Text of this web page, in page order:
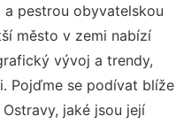
pestrou obyvatelskou
město v zemi nabízí
vývoj a trendy,
Pojďme se podívat blíže
jaké jsou její